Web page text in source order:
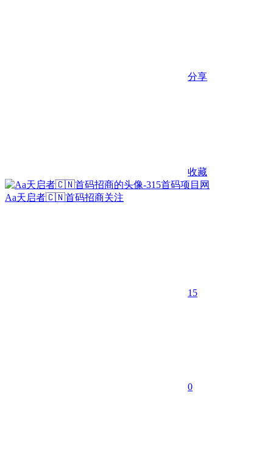
分享
收藏
Aa天启者🇨🇳首码招商关注
15
0